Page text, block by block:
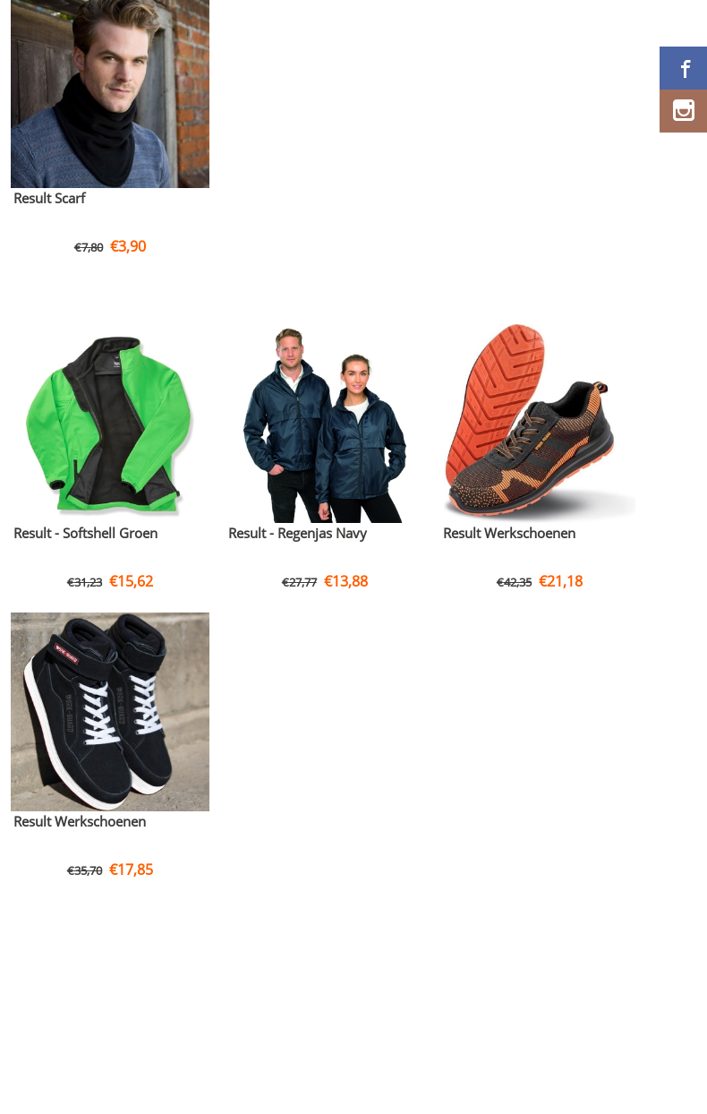
Result Scarf
€7,80 €3,90
Result - Softshell Groen
€31,23 €15,62
Result - Regenjas Navy
€27,77 €13,88
Result Werkschoenen
€42,35 €21,18
Result Werkschoenen
€35,70 €17,85